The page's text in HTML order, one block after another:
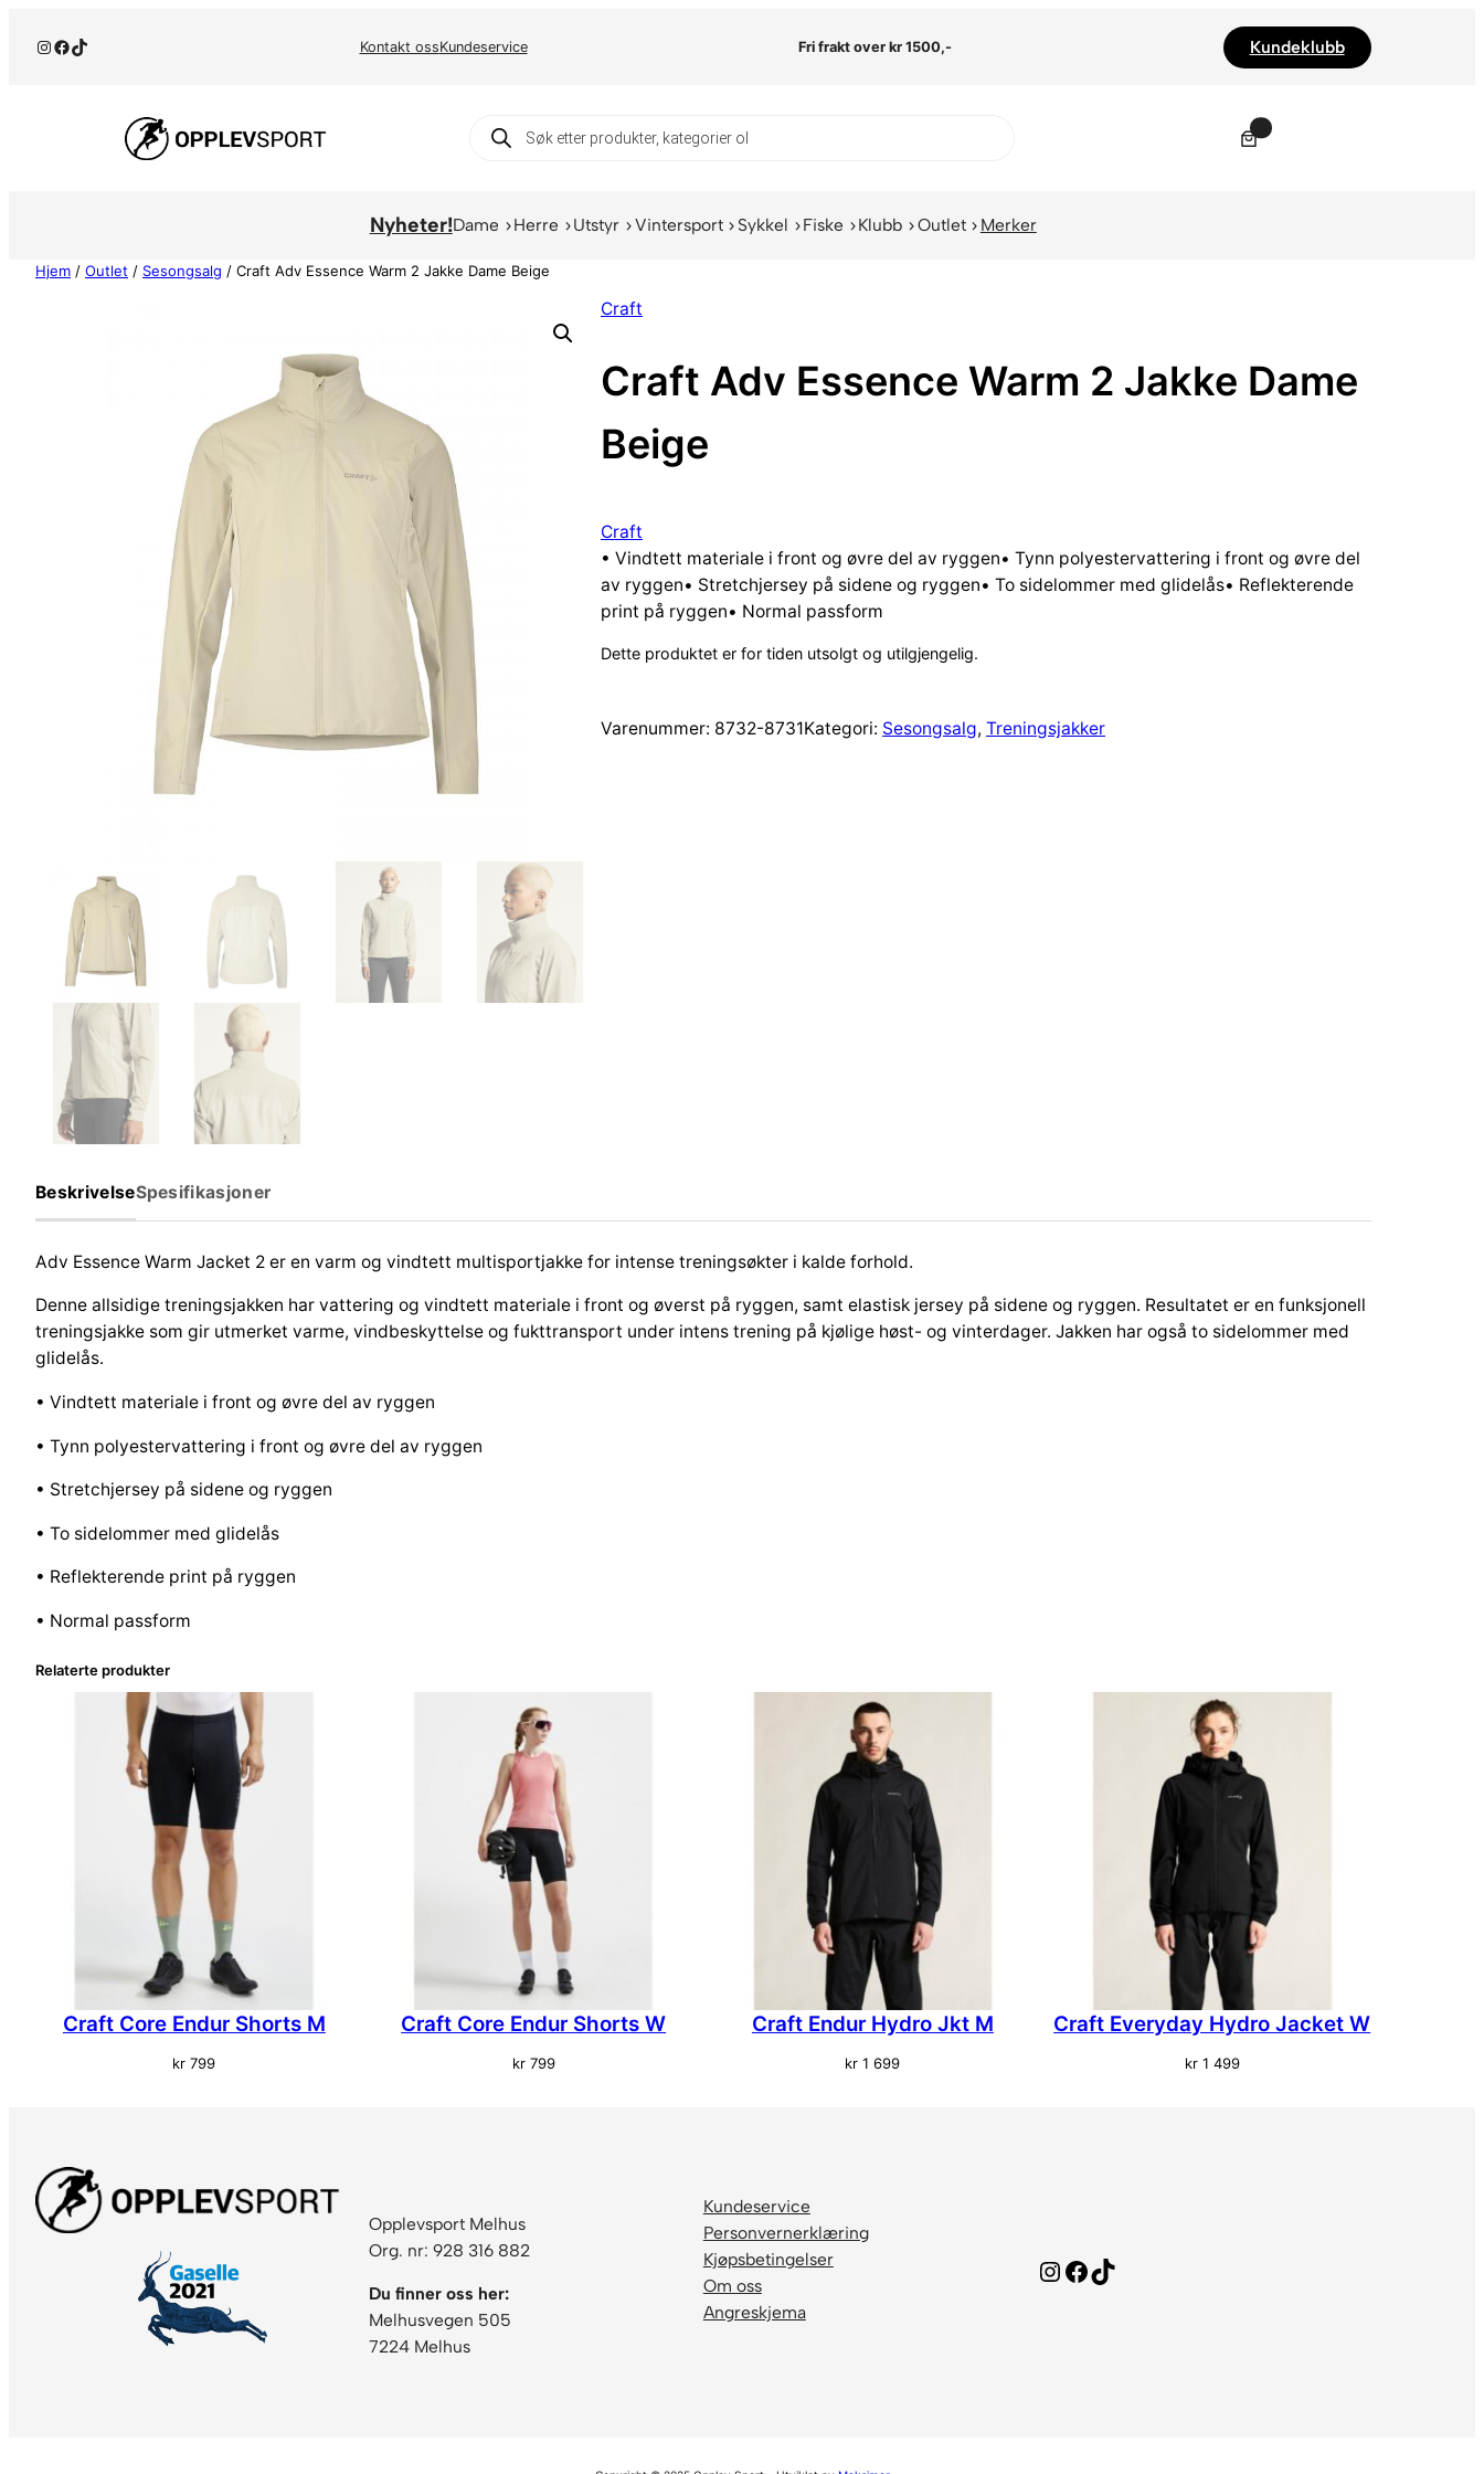
Instagram
Facebook
TikTok Kontakt ossKundeservice Fri frakt over kr 1500,- Kundeklubb
Products
search
Nyheter!Dame Herre Utstyr Vintersport Sykkel Fiske Klubb Outlet Merker
Hjem / Outlet / Sesongsalg / Craft Adv Essence Warm 2 Jakke Dame Beige
Craft
Craft Adv Essence Warm 2 Jakke Dame
Beige
Craft
• Vindtett materiale i front og øvre del av ryggen• Tynn polyestervattering i front og øvre del
av ryggen• Stretchjersey på sidene og ryggen• To sidelommer med glidelås• Reflekterende
print på ryggen• Normal passform
Dette produktet er for tiden utsolgt og utilgjengelig.
Varenummer: 8732-8731Kategori: Sesongsalg, Treningsjakker
BeskrivelseSpesifikasjoner
Adv Essence Warm Jacket 2 er en varm og vindtett multisportjakke for intense treningsøkter i kalde forhold.
Denne allsidige treningsjakken har vattering og vindtett materiale i front og øverst på ryggen, samt elastisk jersey på sidene og ryggen. Resultatet er en funksjonell
treningsjakke som gir utmerket varme, vindbeskyttelse og fukttransport under intens trening på kjølige høst- og vinterdager. Jakken har også to sidelommer med
glidelås.
• Vindtett materiale i front og øvre del av ryggen
• Tynn polyestervattering i front og øvre del av ryggen
• Stretchjersey på sidene og ryggen
• To sidelommer med glidelås
• Reflekterende print på ryggen
• Normal passform
Relaterte produkter
Craft Core Endur Shorts M
kr 799
Craft Core Endur Shorts W
kr799
Craft Endur Hydro Jkt M
kr 1 699
Craft Everyday Hydro Jacket W
kr1 499
Opplevsport Melhus
Org. nr: 928 316 882
Du finner oss her:
Melhusvegen 505
7224 Melhus
Kundeservice
Personvernerklæring
Kjøpsbetingelser
Om oss
Angreskjema
InstagramFacebook TikTok